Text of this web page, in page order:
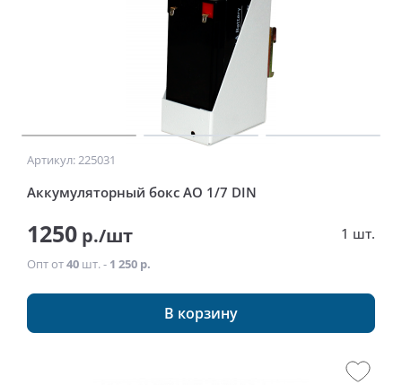
Артикул: 225031
Аккумуляторный бокс АО 1/7 DIN
1250 р./шт 1 шт.
Опт от40 шт. - 1 250 р.
В корзину